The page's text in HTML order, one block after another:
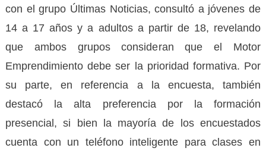
con el grupo Últimas Noticias, consultó a jóvenes de
14 a 17 años y a adultos a partir de 18, revelando
que ambos grupos consideran que el Motor
Emprendimiento debe ser la prioridad formativa. Por
su parte, en referencia a la encuesta, también
destacó la alta preferencia por la formación
presencial, si bien la mayoría de los encuestados
cuenta con un teléfono inteligente para clases en